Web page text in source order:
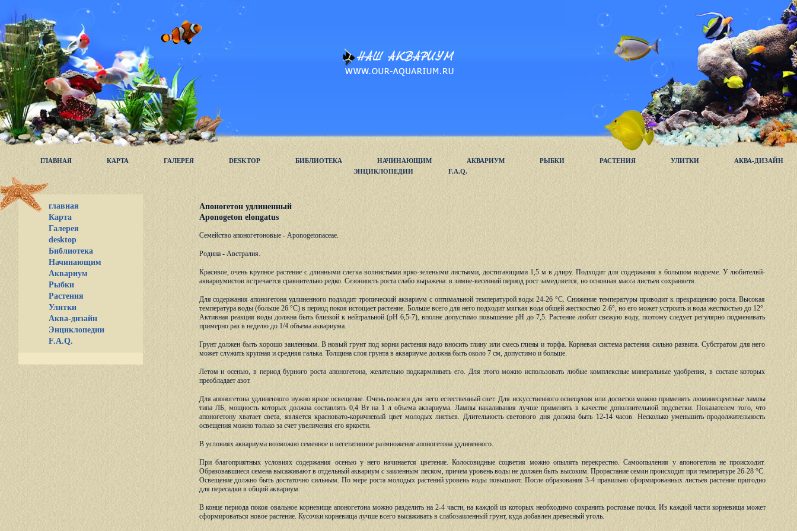
ГЛАВНАЯ КАРТА ГАЛЕРЕЯ DESKTOP БИБЛИОТЕКА НАЧИНАЮЩИМ АКВАРИУМ РЫБКИ РАСТЕНИЯ УЛИТКИ
АКВА-ДИЗАЙН
ЭНЦИКЛОПЕДИИ
F.A.Q.
главная
Карта
Галерея
desktop
Библиотека
Начинающим
Аквариум
Рыбки
Растения
Улитки
Аква-дизайн
Энциклопедии
F.A.Q.
Апоногетон удлиненный
Aponogeton elongatus
Семейство апоногетоновые - Aponogetonaceae.
Родина - Австралия.
Красивое, очень крупное растение с длинными слегка волнистыми ярко-зелеными листьями, достигающими 1,5 м в длиру. Подходит для содержания в большом водоеме. У любителвй-
аквариумистов встречается сравнительно редко. Сезонность роста слабо выражена: в зимне-весенний период рост замедляется, но основная масса листьев сохраняетя.
Для содержания апоногетона удлиненного подходит тропический аквариум с оптимальной температурой воды 24-26 °С. Снижение температуры приводит к прекращению роста. Высокая
температура воды (больше 26 °С) в период покоя истощает растение. Больше всего для него подходит мягкая вода общей жесткостью 2-6°, но его может устроить и вода жесткостью до 12°.
Активная реакция воды должна быть близкой к нейтральной (рН 6,5-7), вполне допустимо повышение pH до 7,5. Растение любит свежую воду, поэтому следует регулярно подменивать
примерно раз в неделю до 1/4 объема аквариума.
Грунт должен быть хорошо заиленным. В новый грунт под корни растения надо вносить глину или смесь глины и торфа. Корневая система растения сильно развита. Субстратом для него
может служить крупная и средняя галька. Толщина слоя грунта в аквариуме должна быть около 7 см, допустимо и больше.
Летом и осенью, в период бурного роста апоногетона, желательно подкармливать его. Для этого можно использовать любые комплексные минеральные удобрения, в составе которых
преобладает азот.
Для апоногетона удлиненного нужно яркое освещение. Очень полезен для него естественный свет. Для искусственного освещения или досветки можно применять люминесцентные лампы
типа ЛБ, мощность которых должна составлять 0,4 Вт на 1 л объема аквариума. Лампы накаливания лучше применять в качестве дополнительной подсветки. Показателем того, что
апоногетону хватает света, является красновато-коричневый цвет молодых листьев. Длительность светового дня должна быть 12-14 часов. Несколько уменьшить продолжительность
освещения можно только за счет увеличения его яркости.
В условиях аквариума возможно семенное и вегетативное размножение апоногетона удлиненного.
При благоприятных условиях содержания осенью у него начинается цветение. Колосовидные соцветия можно опылять перекрестно. Самоопыления у апоногетона не происходит.
Образовавшиеся семена высаживают в отдельный аквариум с заиленным песком, причем уровень воды не должен быть высоким. Прорастание семян происходит при температуре 26-28 °С.
Освещение должно быть достаточно сильным. По мере роста молодых растений уровень воды повышают. После образования 3-4 правильно сформированных листьев растение пригодно
для пересадки в общий аквариум.
В конце периода покоя овальное корневище апоногетона можно разделить на 2-4 части, на каждой из которых необходимо сохранить ростовые почки. Из каждой части корневища может
сформироваться новое растение. Кусочки корневища лучше всего высаживать в слабозаиленный грунт, куда добавлен древесный уголь.